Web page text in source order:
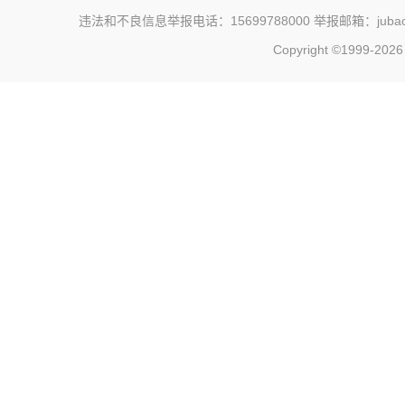
违法和不良信息举报电话：15699788000 举报邮箱：
Copyright ©1999-